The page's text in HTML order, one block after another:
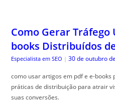
Como Gerar Tráfego
books Distribuídos
Especialista em SEO | 30 de outubro
como usar artigos em pdf e e-
práticas de distribuição para atrair
suas conversões.